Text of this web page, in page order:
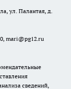
ул. Палантая, д.
mari@pg12.ru
сведений,